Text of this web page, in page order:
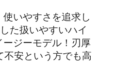
いやすさを追求し
た扱いやすいハイ
ジーモデル！刃厚
不安という方でも高